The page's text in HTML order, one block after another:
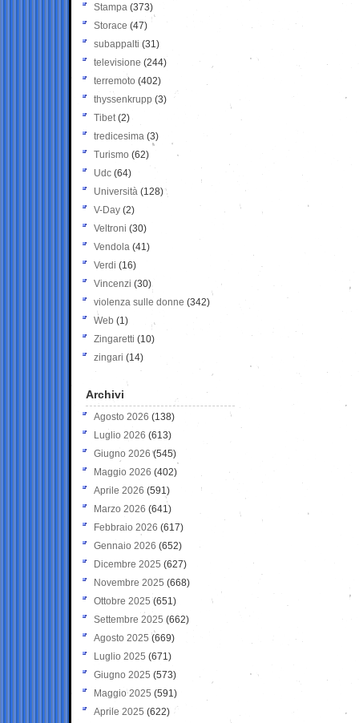
Stampa (373)
Storace (47)
subappalti (31)
televisione(244)
terremoto (402)
thyssenkrupp (3)
Tibet(2)
tredicesima (3)
Turismo (62)
Udc (64)
Università (128)
V-Day (2)
Veltroni (30)
Vendola (41)
Verdi (16)
Vincenzi (30)
violenza sulle donne (342)
Web (1)
Zingaretti (10)
zingari (14)
Archivi
Agosto 2026 (138)
Luglio 2026 (613)
Giugno 2026 (545)
Maggio 2026 (402)
Aprile 2026 (591)
Marzo 2026 (641)
Febbraio 2026 (617)
Gennaio 2026 (652)
Dicembre 2025 (627)
Novembre 2025 (668)
Ottobre 2025 (651)
Settembre 2025 (662)
Agosto 2025 (669)
Luglio 2025 (671)
Giugno 2025 (573)
Maggio 2025 (591)
Aprile 2025 (622)